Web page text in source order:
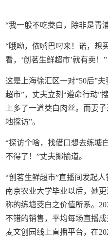
“我一般不吃茭白，除非是青
“哦呦，侬嘴巴叼来！诺，想
看，‘创茗生鲜超市’就有卖！”
这是上海徐汇区一对“50后”
超市”，丈夫立刻“遵命行动”
上多了一道茭白肉丝。而妻
地探访”。
“探访个啥，找借口想去练塘
不得了！”丈夫揶揄道。
“创茗生鲜超市”直播间发起
南京农业大学毕业以后，她
称的练塘茭白之价值所系。
不错的销售，平均每场直播
麦文创园线上直播平台，在